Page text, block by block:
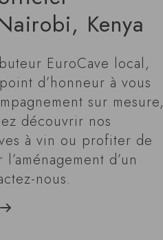
Kenya
EuroCave local,
d’honneur à vous
sur mesure,
découvrir nos
à vin ou profiter de
d’un
nous.